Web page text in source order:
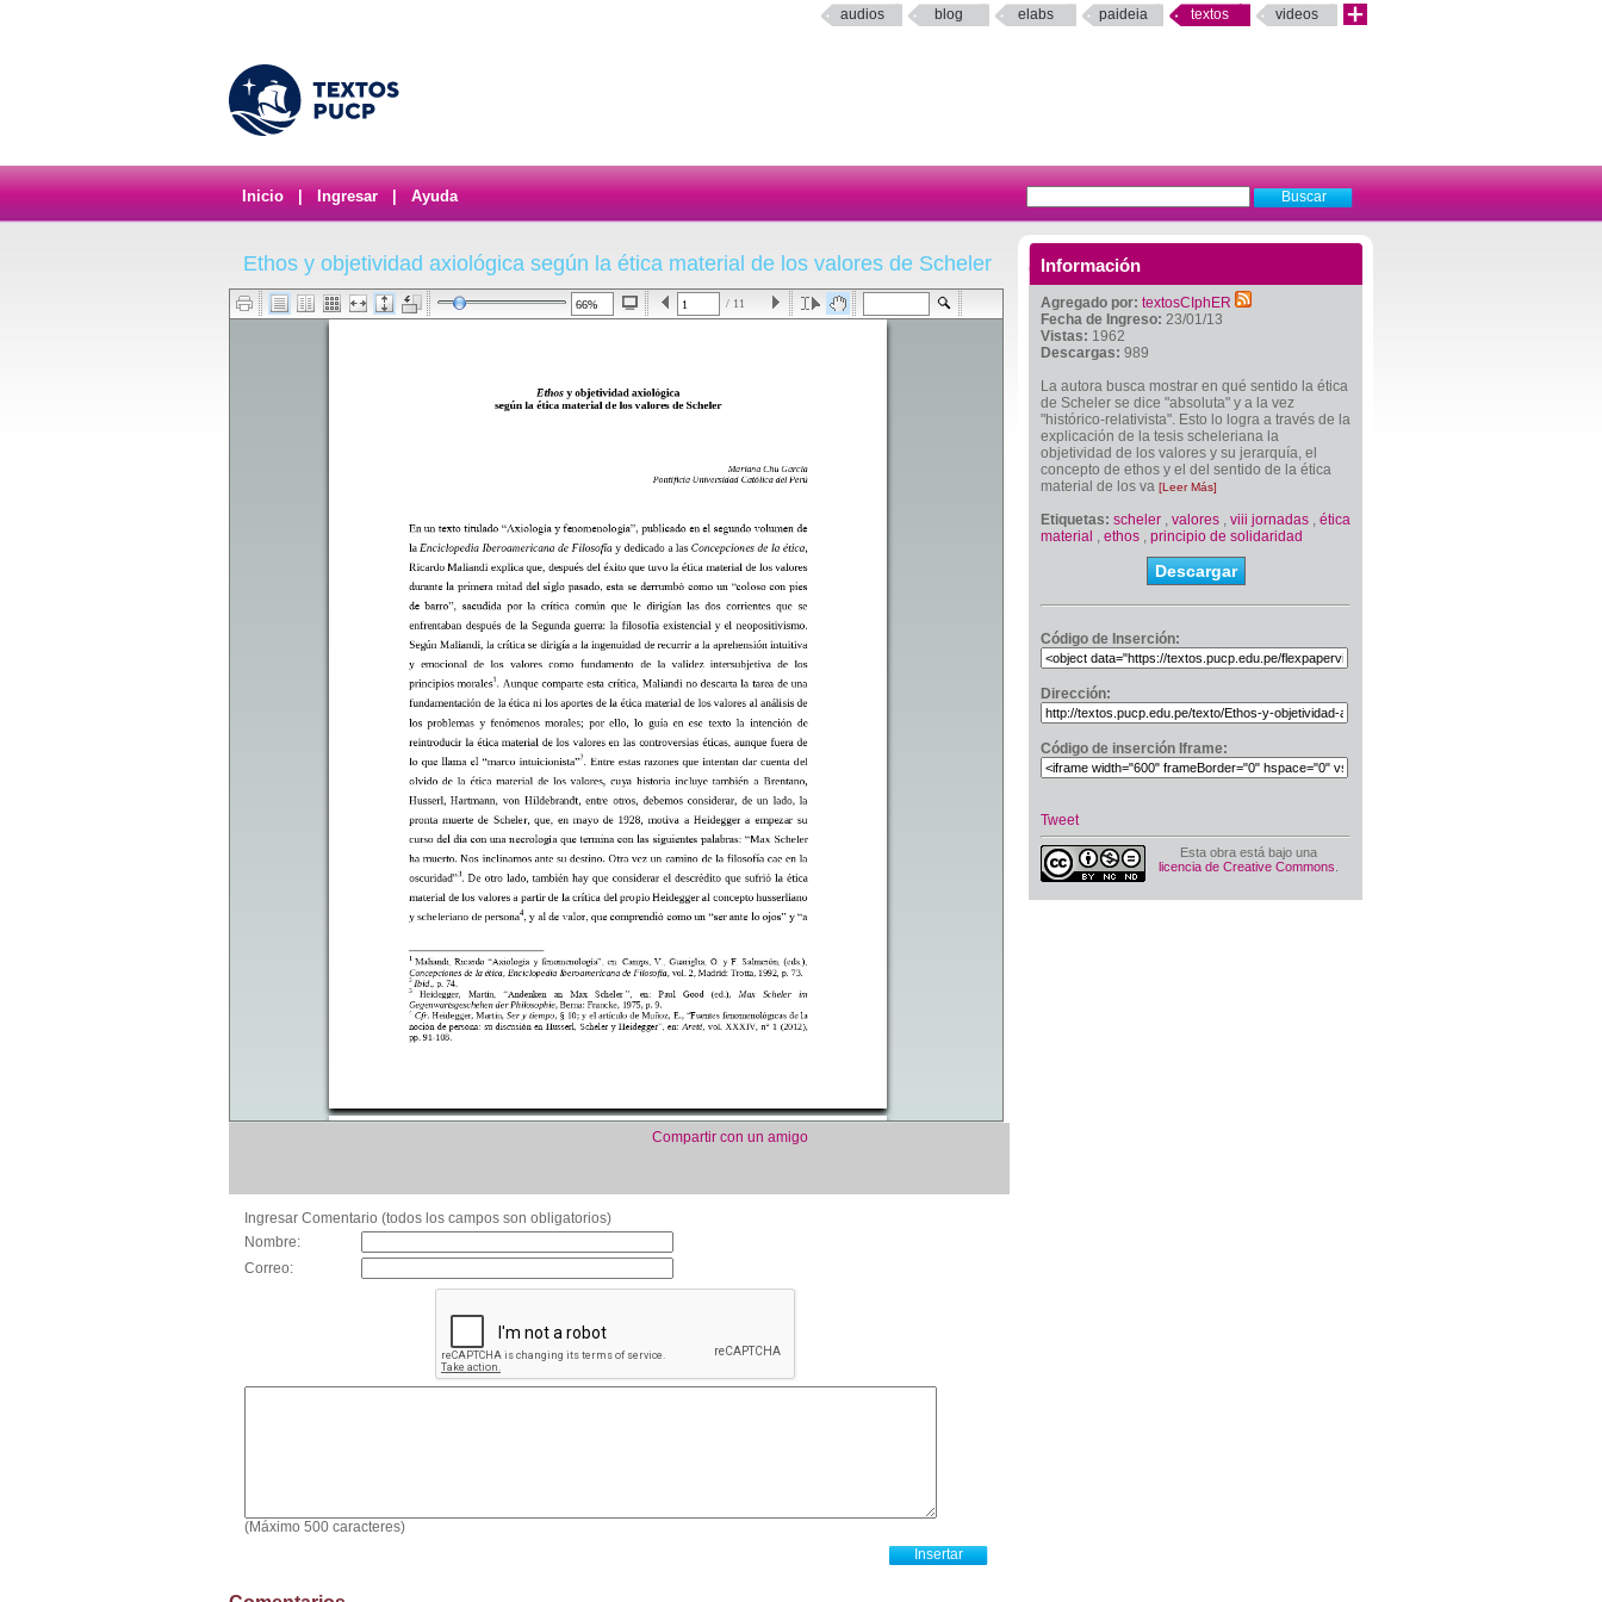
audios blog elabs paideia textos videos
Inicio Ingresar Ayuda
Información
Agregado por: textosCIphER
Fecha de Ingreso: 23/01/13
Vistas: 1962
Descargas: 989
La autora busca mostrar en qué sentido la ética
de Scheler se dice "absoluta" y a la vez
"histórico-relativista". Esto lo logra a través de la
explicación de la tesis scheleriana la
objetividad de los valores y su jerarquía, el
concepto de ethos y el del sentido de la ética
material de los va [Leer Más]
Etiquetas: scheler , valores , viii jornadas , ética
material , ethos , principio de solidaridad
Descargar
Código de Inserción:
Dirección:
Código de inserción Iframe:
Tweet
Esta obra está bajo una
licencia de Creative Commons
Ethos y objetividad axiológica según la ética material de los valores de Scheler
/ 11
Compartir con un amigo
Ingresar Comentario (todos los campos son obligatorios)
Nombre:
Correo:
(Máximo 500 caracteres)